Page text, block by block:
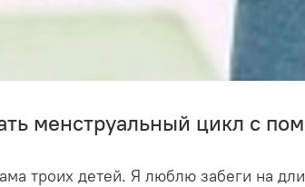
менструальный цикл с
троих детей. Я люблю забеги на